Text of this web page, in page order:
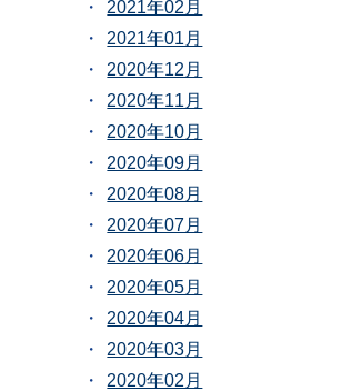
2021年02月
2021年01月
2020年12月
2020年11月
2020年10月
2020年09月
2020年08月
2020年07月
2020年06月
2020年05月
2020年04月
2020年03月
2020年02月